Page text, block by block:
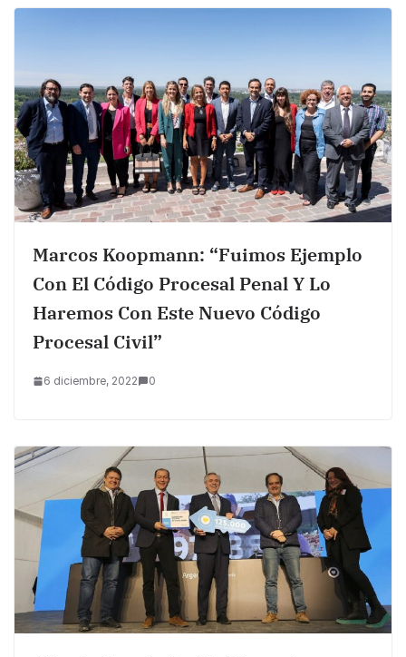
Marcos Koopmann: “fuimos Ejemplo
Con El Código Procesal Penal Y Lo
Haremos Con Este Nuevo Código
Procesal Civil”
6 diciembre, 2022 0